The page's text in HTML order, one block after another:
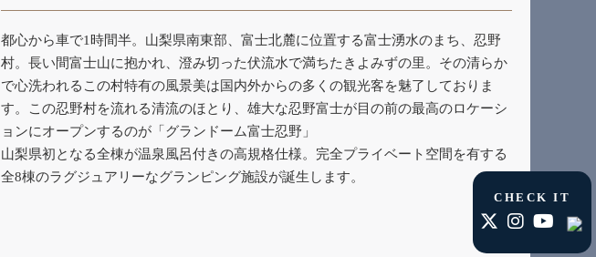
都心から車で1時間半。山梨県南東部、富士北麓に位置する富士湧水のまち、忍野
村。長い間富士山に抱かれ、澄み切った伏流水で満ちたきよみずの里。その清らか
で心洗われるこの村特有の風景美は国内外からの多くの観光客を魅了しておりま
す。この忍野村を流れる清流のほとり、雄大な忍野富士が目の前の最高のロケーシ
ョンにオープンするのが「グランドーム富士忍野」
山梨県初となる全棟が温泉風呂付きの高規格仕様。完全プライベート空間を有する
全8棟のラグジュアリーなグランピング施設が誕生します。
CHECK IT